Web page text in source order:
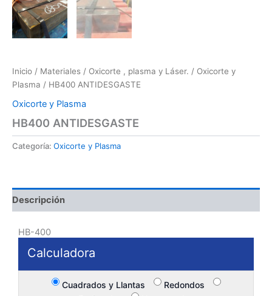
Inicio / Materiales / Oxicorte , plasma y Láser. / Oxicorte y
Plasma / HB400 ANTIDESGASTE
Oxicorte y Plasma
HB400 ANTIDESGASTE
Categoría: Oxicorte y Plasma
Descripción
HB-400
Calculadora
Cuadrados y Llantas
Redondos